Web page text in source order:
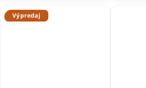
Výpredaj